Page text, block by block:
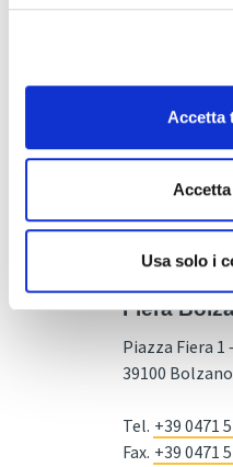
Accetta
Usa solo i
Fiera
Piazza Fiera 1
39100
Tel. +39 0471
Fax. +39 0471